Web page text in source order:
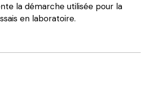
la démarche utilisée pour la
en laboratoire.